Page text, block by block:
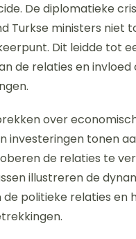
De diplomatieke
Turkse ministers niet
Dit leidde tot
de relaties en invloed
over
investeringen tonen
de relaties te
illustreren de
politieke relaties en